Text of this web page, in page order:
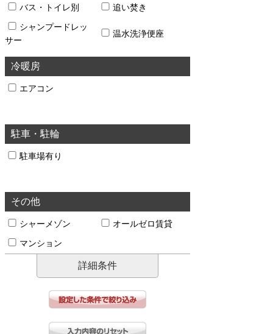
バス・トイレ別 追い焚き
シャンプードレッ
サー
温水洗浄便座
冷暖房
エアコン
駐車・駐輪
駐車場有り
その他
シャーメゾン オールゼロ賃貸
マンション